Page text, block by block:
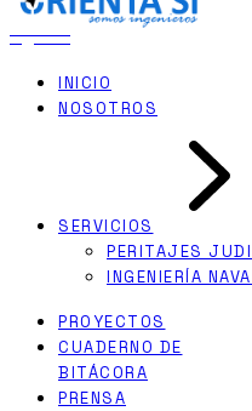
INICIO
NOSOTROS
SERVICIOS
PERITAJES
INGENIERÍA
PROYECTOS
CUADERNO DE
BITÁCORA
PRENSA